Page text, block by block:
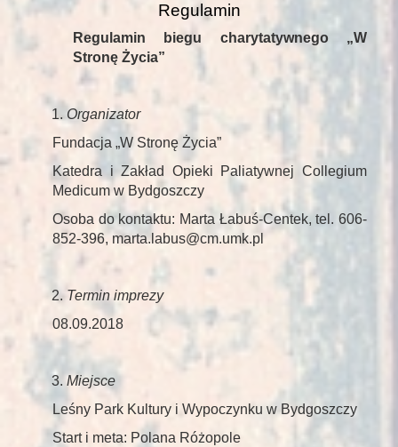
Regulamin
Regulamin biegu charytatywnego „W
Stronę Życia”
Organizator
Fundacja „W Stronę Życia”
Katedra i Zakład Opieki Paliatywnej Collegium
Medicum w Bydgoszczy
Osoba do kontaktu: Marta Łabuś-Centek, tel. 606-
852-396, marta.labus@cm.umk.pl
Termin imprezy
08.09.2018
Miejsce
Leśny Park Kultury i Wypoczynku w Bydgoszczy
Start i meta: Polana Różopole